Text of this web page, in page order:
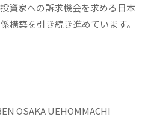
資家への訴求機会を求める日本
構築を引き続き進めています。
OSAKA UEHOMMACHI